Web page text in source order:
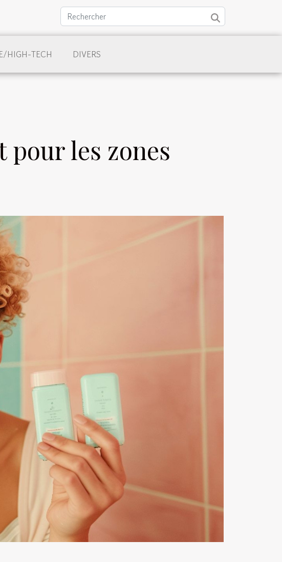
HIGH-TECH DIVERS
les zones